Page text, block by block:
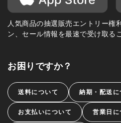
人気商品の抽選販売エントリー権
ン、セール情報を最速で受け取る
お困りですか？
送料について 納期・配送に
お支払いについて 営業日に